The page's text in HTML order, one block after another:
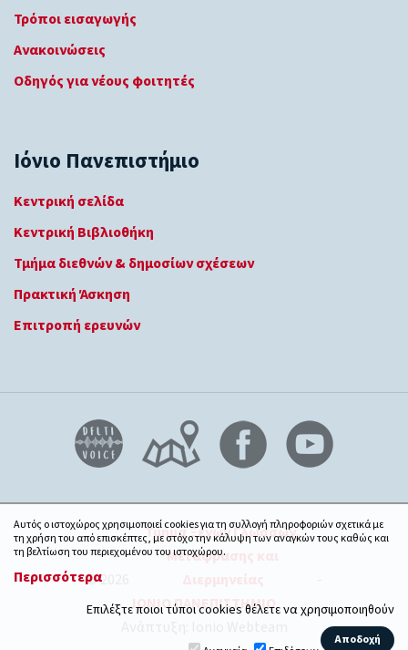
Τρόποι εισαγωγής
Ανακοινώσεις
Οδηγός για νέους φοιτητές
Ιόνιο Πανεπιστήμιο
Κεντρική σελίδα
Κεντρική Βιβλιοθήκη
Τμήμα διεθνών & δημοσίων σχέσεων
Πρακτική Άσκηση
Επιτροπή ερευνών
© 2026
Τμήμα Ξένων Γλωσσών,
Μετάφρασης και
ΙΟΝΙΟ ΠΑΝΕΠΙΣΤΗΜΙΟ
Αυτός ο ιστοχώρος χρησιμοποιεί cookies για τη συλλογή πληροφοριών σχετικά με
τη χρήση του από επισκέπτες, με στόχο την κάλυψη των αναγκών τους καθώς και
τη βελτίωση του περιεχομένου του ιστοχώρου.
Περισσότερα
Επιλέξτε ποιοι τύποι cookies θέλετε να χρησιμοποιηθούν